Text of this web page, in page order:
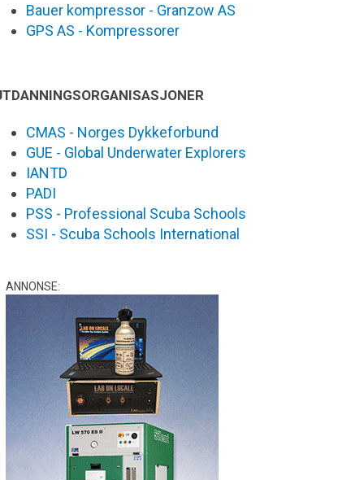
Bauer kompressor - Granzow AS
GPS AS - Kompressorer
CMAS - Norges Dykkeforbund
GUE - Global Underwater Explorers
IANTD
PADI
PSS - Professional Scuba Schools
SSI - Scuba Schools International
ANNONSE: